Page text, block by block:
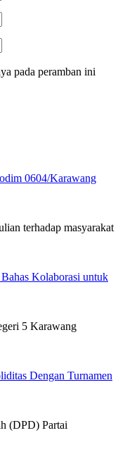
pada peramban ini
0604/Karawang
terhadap masyarakat
Kolaborasi untuk
5 Karawang
Dengan Turnamen
(DPD) Partai